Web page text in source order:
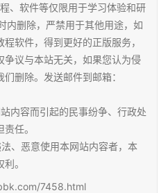
、软件等仅限用于学习体验和研
内删除，严禁用于其他用途，如
软件，得到更好的正版服务，
争议与本站无关，如果您认为侵
删除。发送邮件到邮箱：
内容而引起的民事纷争、行政处
任。
、恶意使用本网站内容者，本
。
7458.html